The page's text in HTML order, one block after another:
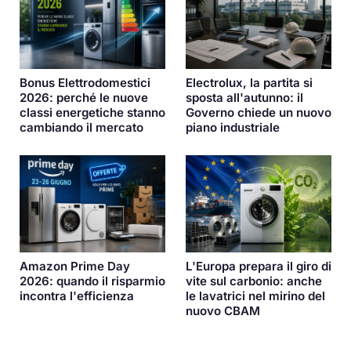
Bonus Elettrodomestici
2026: perché le nuove
classi energetiche stanno
cambiando il mercato
Electrolux, la partita si
sposta all'autunno: il
Governo chiede un nuovo
piano industriale
Amazon Prime Day
2026: quando il risparmio
incontra l'efficienza
L'Europa prepara il giro di
vite sul carbonio: anche
le lavatrici nel mirino del
nuovo CBAM